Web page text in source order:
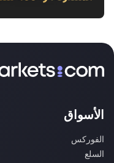
الأسواق
الفوركس
السلع